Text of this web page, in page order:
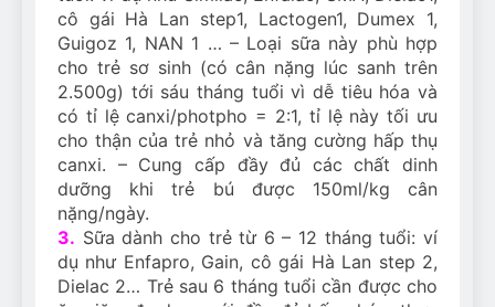
cô gái Hà Lan step1, Lactogen1, Dumex 1,
Guigoz 1, NAN 1 … – Loại sữa này phù hợp
cho trẻ sơ sinh (có cân nặng lúc sanh trên
2.500g) tới sáu tháng tuổi vì dễ tiêu hóa và
có tỉ lệ canxi/photpho = 2:1, tỉ lệ này tối ưu
cho thận của trẻ nhỏ và tăng cường hấp thụ
canxi. – Cung cấp đầy đủ các chất dinh
dưỡng khi trẻ bú được 150ml/kg cân
nặng/ngày.
3. Sữa dành cho trẻ từ 6 – 12 tháng tuổi: ví
dụ như Enfapro, Gain, cô gái Hà Lan step 2,
Dielac 2… Trẻ sau 6 tháng tuổi cần được cho